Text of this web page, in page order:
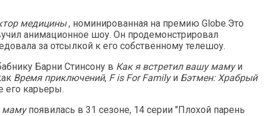
медицины , номинированная на премию Globe.Это
анимационное шоу. Он продемонстрировал
за отсылкой к его собственному телешоу.
Барни Стинсону в Как я встретил вашу мамуи
Время приключений, F is For Familyи Бэтмен: Храбрый
его карьеры.
мамупоявилась в 31 сезоне, 14 серии "Плохой парень